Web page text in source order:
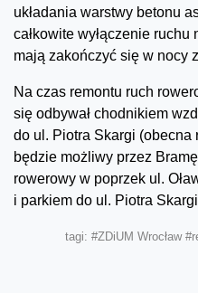
układania warstwy betonu
całkowite wyłączenie
mają zakończyć się w nocy
Na czas remontu ruch
się odbywał chodnikiem
do ul. Piotra Skargi
będzie możliwy przez
rowerowy w poprzek ul.
i parkiem do ul. Piotra
tagi: #ZDiUM Wrocław